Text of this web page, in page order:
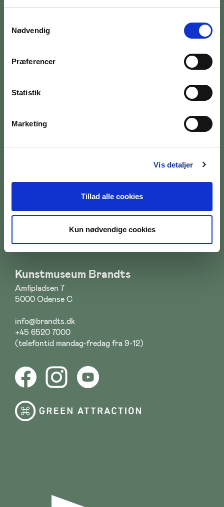
mereher
Nødvendig
Præferencer
Statistik
Marketing
Vis detaljer
Tillad alle cookies
Kun nødvendige cookies
Lørdag:
10:00 - 18:00
10:00 - 17:00
Kunstmuseum Brandts
Amfipladsen 7
5000 Odense C
info@brandts.dk
+45 6520 7000
(telefontid mandag-fredag fra 9-12)
SØG PÅ BRANDTS